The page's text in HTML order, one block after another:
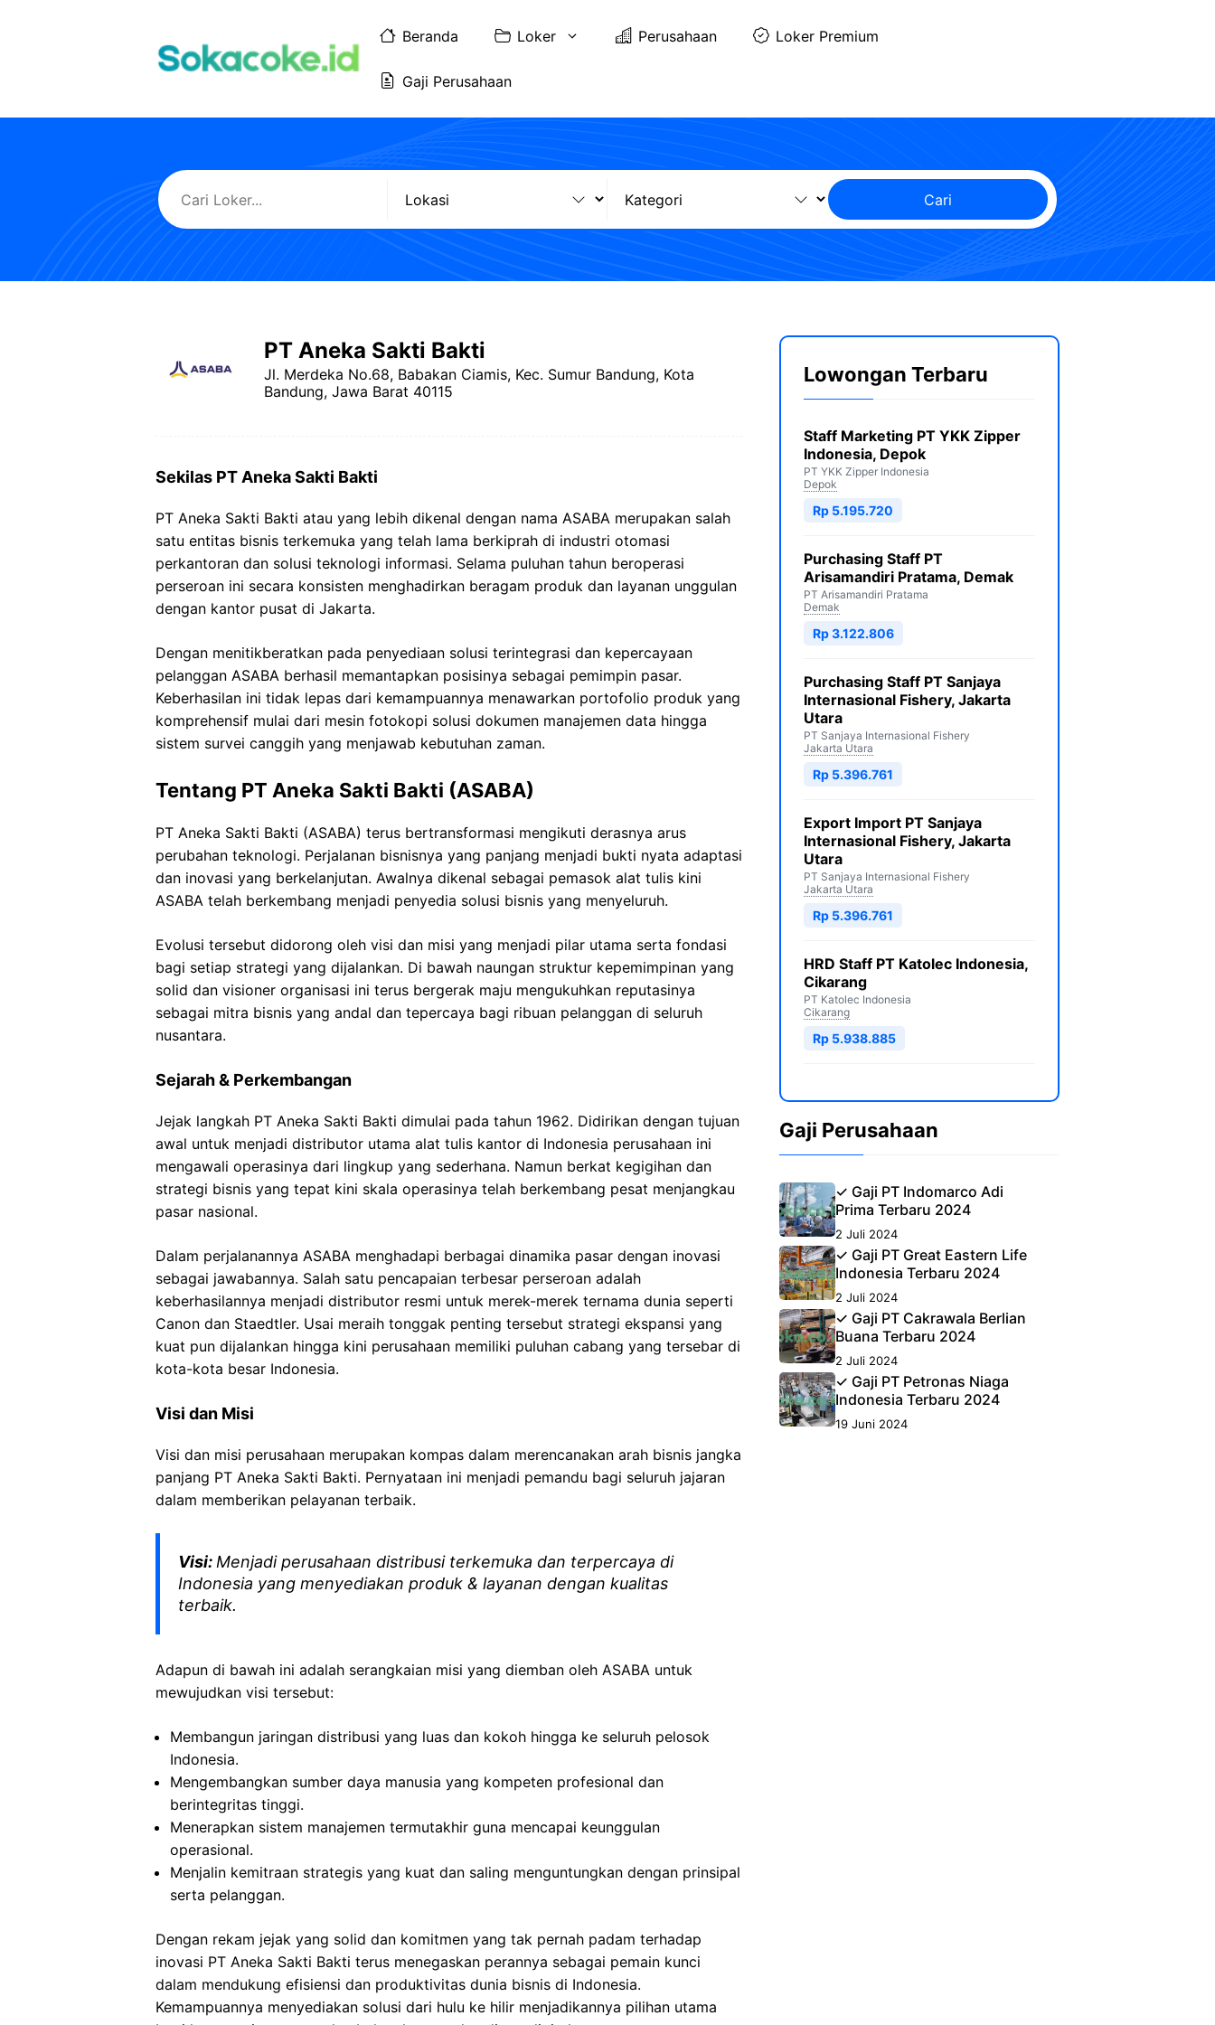
Beranda Loker Perusahaan Loker Premium
Gaji Perusahaan
Cari
PT Aneka Sakti Bakti
Jl. Merdeka No.68, Babakan Ciamis, Kec. Sumur Bandung, Kota
Bandung, Jawa Barat 40115
Sekilas PT Aneka Sakti Bakti
PT Aneka Sakti Bakti atau yang lebih dikenal dengan nama ASABA merupakan salah
satu entitas bisnis terkemuka yang telah lama berkiprah di industri otomasi
perkantoran dan solusi teknologi informasi. Selama puluhan tahun beroperasi
perseroan ini secara konsisten menghadirkan beragam produk dan layanan unggulan
dengan kantor pusat di Jakarta.
Dengan menitikberatkan pada penyediaan solusi terintegrasi dan kepercayaan
pelanggan ASABA berhasil memantapkan posisinya sebagai pemimpin pasar.
Keberhasilan ini tidak lepas dari kemampuannya menawarkan portofolio produk yang
komprehensif mulai dari mesin fotokopi solusi dokumen manajemen data hingga
sistem survei canggih yang menjawab kebutuhan zaman.
Tentang PT Aneka Sakti Bakti (ASABA)
PT Aneka Sakti Bakti (ASABA) terus bertransformasi mengikuti derasnya arus
perubahan teknologi. Perjalanan bisnisnya yang panjang menjadi bukti nyata adaptasi
dan inovasi yang berkelanjutan. Awalnya dikenal sebagai pemasok alat tulis kini
ASABA telah berkembang menjadi penyedia solusi bisnis yang menyeluruh.
Evolusi tersebut didorong oleh visi dan misi yang menjadi pilar utama serta fondasi
bagi setiap strategi yang dijalankan. Di bawah naungan struktur kepemimpinan yang
solid dan visioner organisasi ini terus bergerak maju mengukuhkan reputasinya
sebagai mitra bisnis yang andal dan tepercaya bagi ribuan pelanggan di seluruh
nusantara.
Sejarah & Perkembangan
Jejak langkah PT Aneka Sakti Bakti dimulai pada tahun 1962. Didirikan dengan tujuan
awal untuk menjadi distributor utama alat tulis kantor di Indonesia perusahaan ini
mengawali operasinya dari lingkup yang sederhana. Namun berkat kegigihan dan
strategi bisnis yang tepat kini skala operasinya telah berkembang pesat menjangkau
pasar nasional.
Dalam perjalanannya ASABA menghadapi berbagai dinamika pasar dengan inovasi
sebagai jawabannya. Salah satu pencapaian terbesar perseroan adalah
keberhasilannya menjadi distributor resmi untuk merek-merek ternama dunia seperti
Canon dan Staedtler. Usai meraih tonggak penting tersebut strategi ekspansi yang
kuat pun dijalankan hingga kini perusahaan memiliki puluhan cabang yang tersebar di
kota-kota besar Indonesia.
Visi dan Misi
Visi dan misi perusahaan merupakan kompas dalam merencanakan arah bisnis jangka
panjang PT Aneka Sakti Bakti. Pernyataan ini menjadi pemandu bagi seluruh jajaran
dalam memberikan pelayanan terbaik.
Visi: Menjadi perusahaan distribusi terkemuka dan terpercaya di
Indonesia yang menyediakan produk & layanan dengan kualitas
terbaik.
Adapun di bawah ini adalah serangkaian misi yang diemban oleh ASABA untuk
mewujudkan visi tersebut:
Membangun jaringan distribusi yang luas dan kokoh hingga ke seluruh pelosok
Indonesia.
Mengembangkan sumber daya manusia yang kompeten profesional dan
berintegritas tinggi.
Menerapkan sistem manajemen termutakhir guna mencapai keunggulan
operasional.
Menjalin kemitraan strategis yang kuat dan saling menguntungkan dengan prinsipal
serta pelanggan.
Dengan rekam jejak yang solid dan komitmen yang tak pernah padam terhadap
inovasi PT Aneka Sakti Bakti terus menegaskan perannya sebagai pemain kunci
dalam mendukung efisiensi dan produktivitas dunia bisnis di Indonesia.
Kemampuannya menyediakan solusi dari hulu ke hilir menjadikannya pilihan utama
Lowongan Terbaru
Staff Marketing PT YKK Zipper
Indonesia, Depok
PT YKK Zipper Indonesia
Depok
Rp 5.195.720
Purchasing Staff PT
Arisamandiri Pratama, Demak
PT Arisamandiri Pratama
Demak
Rp 3.122.806
Purchasing Staff PT Sanjaya
Internasional Fishery, Jakarta
Utara
PT Sanjaya Internasional Fishery
Jakarta Utara
Rp 5.396.761
Export Import PT Sanjaya
Internasional Fishery, Jakarta
Utara
PT Sanjaya Internasional Fishery
Jakarta Utara
Rp 5.396.761
HRD Staff PT Katolec Indonesia,
Cikarang
PT Katolec Indonesia
Cikarang
Rp 5.938.885
Gaji Perusahaan
✓ Gaji PT Indomarco Adi
Prima Terbaru 2024
2 Juli 2024
✓ Gaji PT Great Eastern Life
Indonesia Terbaru 2024
2 Juli 2024
✓ Gaji PT Cakrawala Berlian
Buana Terbaru 2024
2 Juli 2024
✓ Gaji PT Petronas Niaga
Indonesia Terbaru 2024
19 Juni 2024